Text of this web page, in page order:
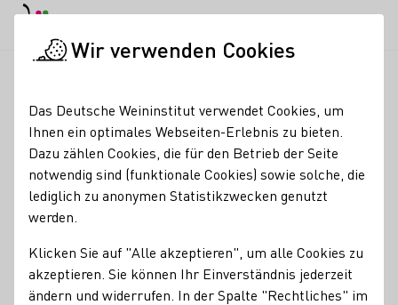
Weingut Chumbderhof
Kontakt
55237 Bornheim Hindenburgring 40
Rheinhessen
Deutschland
Wir verwenden Cookies
Das Deutsche Weininstitut verwendet Cookies, um
Ihnen ein optimales Webseiten-Erlebnis zu bieten.
Dazu zählen Cookies, die für den Betrieb der Seite
notwendig sind (funktionale Cookies) sowie solche, die
lediglich zu anonymen Statistikzwecken genutzt
werden.
Klicken Sie auf "Alle akzeptieren", um alle Cookies zu
akzeptieren. Sie können Ihr Einverständnis jederzeit
ändern und widerrufen. In der Spalte "Rechtliches" im